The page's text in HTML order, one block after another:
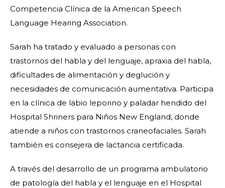
Competencia Clínica de la American Speech
Language Hearing Association.
Sarah ha tratado y evaluado a personas con
trastornos del habla y del lenguaje, apraxia del habla,
dificultades de alimentación y deglución y
necesidades de comunicación aumentativa. Participa
en la clínica de labio leporino y paladar hendido del
Hospital Shriners para Niños New England, donde
atiende a niños con trastornos craneofaciales. Sarah
también es consejera de lactancia certificada.
A través del desarrollo de un programa ambulatorio
de patología del habla y el lenguaje en el Hospital